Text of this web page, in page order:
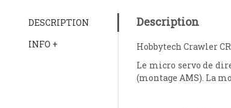
DESCRIPTION
INFO +
Description
Hobbytech Crawler
Le micro servo de
(montage AMS). La